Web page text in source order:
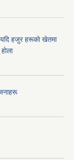
हजुर हरूकाे खेतमा